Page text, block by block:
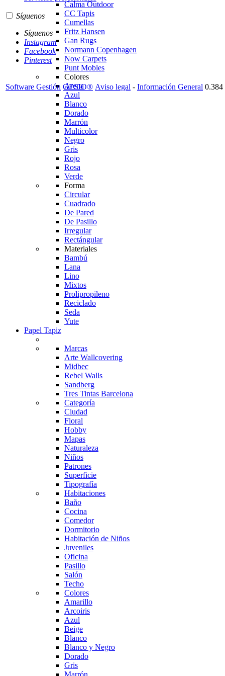
Calma Outdoor
CC Tapis
Cumellas
Fritz Hansen
Gan Rugs
Normann Copenhagen
Now Carpets
Punt Mobles
Colores
Arena
Azul
Blanco
Dorado
Marrón
Multicolor
Negro
Gris
Rojo
Rosa
Verde
Forma
Circular
Cuadrado
De Pared
De Pasillo
Irregular
Rectángular
Materiales
Bambú
Lana
Lino
Mixtos
Prolipropileno
Reciclado
Seda
Yute
Papel Tapiz
Marcas
Arte Wallcovering
Midbec
Rebel Walls
Sandberg
Tres Tintas Barcelona
Categoría
Ciudad
Floral
Hobby
Mapas
Naturaleza
Niños
Patrones
Superficie
Tipografía
Habitaciones
Baño
Cocina
Comedor
Dormitorio
Habitación de Niños
Juveniles
Oficina
Pasillo
Salón
Techo
Colores
Amarillo
Arcoiris
Azul
Beige
Blanco
Blanco y Negro
Dorado
Gris
Marrón
Síguenos
Síguenos
Instagram
Facebook
Pinterest
Software Gestión GESIO® Aviso legal - Información General 0.384